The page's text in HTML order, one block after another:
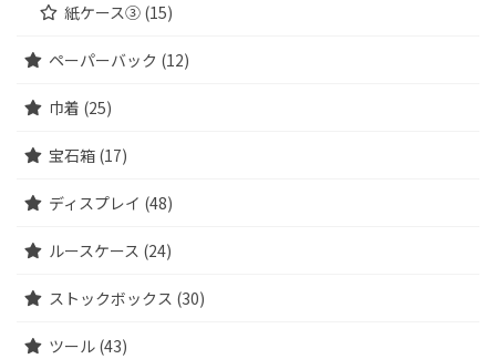
紙ケース③ (15)
ペーパーバック (12)
巾着 (25)
宝石箱 (17)
ディスプレイ (48)
ルースケース (24)
ストックボックス (30)
ツール (43)